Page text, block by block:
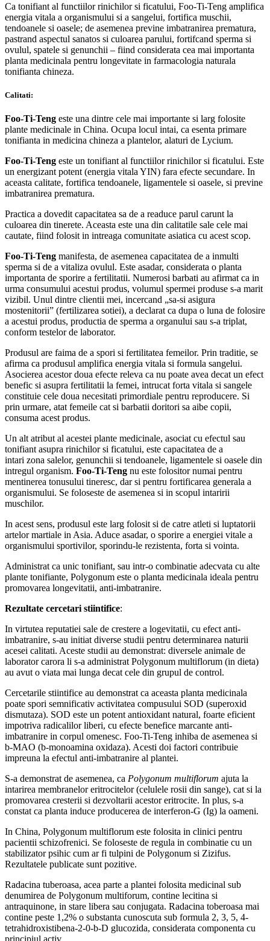
Ca tonifiant al functiilor rinichilor si ficatului, Foo-Ti-Teng amplifica
energia vitala a organismului si a sangelui, fortifica muschii,
tendoanele si oasele; de asemenea previne imbatranirea prematura,
pastrand aspectul sanatos si culoarea parului, fortifcand sperma si
ovulul, spatele si genunchii – fiind considerata cea mai importanta
planta medicinala pentru longevitate in farmacologia naturala
tonifianta chineza.
Calitati:
Foo-Ti-Teng este una dintre cele mai importante si larg folosite
plante medicinale in China. Ocupa locul intai, ca esenta primare
tonifianta in medicina chineza a plantelor, alaturi de Lycium.
Foo-Ti-Teng este un tonifiant al functiilor rinichilor si ficatului. Este
un energizant potent (energia vitala YIN) fara efecte secundare. In
aceasta calitate, fortifica tendoanele, ligamentele si oasele, si previne
imbatranirea prematura.
Practica a dovedit capacitatea sa de a readuce parul carunt la
culoarea din tinerete. Aceasta este una din calitatile sale cele mai
cautate, fiind folosit in intreaga comunitate asiatica cu acest scop.
Foo-Ti-Teng manifesta, de asemenea capacitatea de a inmulti
sperma si de a vitaliza ovulul. Este asadar, considerata o planta
importanta de sporire a fertilitatii. Numerosi barbati au afirmat ca in
urma consumului acestui produs, volumul spermei produse s-a marit
vizibil. Unul dintre clientii mei, incercand „sa-si asigura
mostenitorii” (fertilizarea sotiei), a declarat ca dupa o luna de folosire
a acestui produs, productia de sperma a organului sau s-a triplat,
conform testelor de laborator.
Produsul are faima de a spori si fertilitatea femeilor. Prin traditie, se
afirma ca produsul amplifica energia vitala si formula sangelui.
Asocierea acestor doua efecte releva ca nu poate avea decat un efect
benefic si asupra fertilitatii la femei, intrucat forta vitala si sangele
constituie cele doua necesitati primordiale pentru reproducere. Si
prin urmare, atat femeile cat si barbatii doritori sa aibe copii,
consuma acest produs.
Un alt atribut al acestei plante medicinale, asociat cu efectul sau
tonifiant asupra rinichilor si ficatului, este capacitatea de a
intari zona salelor, genunchii si tendoanele, ligamentele si oasele din
intregul organism. Foo-Ti-Teng nu este folositor numai pentru
mentinerea tonusului tineresc, dar si pentru fortificarea generala a
organismului. Se foloseste de asemenea si in scopul intaririi
muschilor.
In acest sens, produsul este larg folosit si de catre atleti si luptatorii
artelor martiale in Asia. Aduce asadar, o sporire a energiei vitale a
organismului sportivilor, sporindu-le rezistenta, forta si vointa.
Administrat ca unic tonifiant, sau intr-o combinatie adecvata cu alte
plante tonifiante, Polygonum este o planta medicinala ideala pentru
promovarea longevitatii, anti-imbatranire.
Rezultate cercetari stiintifice:
In virtutea reputatiei sale de crestere a logevitatii, cu efect anti-
imbatranire, s-au initiat diverse studii pentru determinarea naturii
acesei calitati. Aceste studii au demonstrat: diversele animale de
laborator carora li s-a administrat Polygonum multiflorum (in dieta)
au avut o viata mai lunga decat cele din grupul de control.
Cercetarile stiintifice au demonstrat ca aceasta planta medicinala
poate spori semnificativ activitatea compusului SOD (superoxid
dismutaza). SOD este un potent antioxidant natural, foarte eficient
impotriva radicalilor liberi, cu efecte benefice marcante anti-
imbatranire in corpul omenesc. Foo-Ti-Teng inhiba de asemenea si
b-MAO (b-monoamina oxidaza). Acesti doi factori contribuie
impreuna la efectul anti-imbatranire al plantei.
S-a demonstrat de asemenea, ca Polygonum multiflorum ajuta la
intarirea membranelor eritrocitelor (celulele rosii din sange), cat si la
promovarea cresterii si dezvoltarii acestor eritrocite. In plus, s-a
constat ca planta induce producerea de interferon-G (Ig) la oameni.
In China, Polygonum multiflorum este folosita in clinici pentru
pacientii schizofrenici. Se foloseste de regula in combinatie cu un
stabilizator psihic cum ar fi tulpini de Polygonum si Zizifus.
Rezultatele publicate sunt pozitive.
Radacina tuberoasa, acea parte a plantei folosita medicinal sub
denumirea de Polygonum multiforum, contine lecitina si
antraquinone, in stare libera sau conjugata. Radacina toberoasa mai
contine peste 1,2% o substanta cunoscuta sub formula 2, 3, 5, 4-
tetrahidroxistibena-2-0-b-D glucozida, considerata componenta cu
principiul activ.